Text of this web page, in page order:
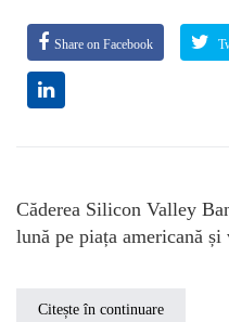
Share on Facebook
Căderea Silicon Valley
lună pe piața americană și
Citește în continuare